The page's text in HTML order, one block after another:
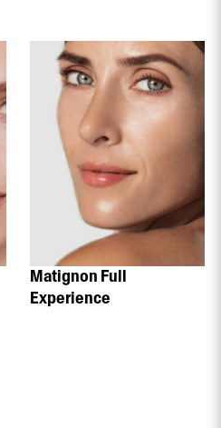
Matignon Full
Experience